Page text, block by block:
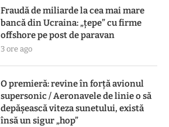
Fraudă de miliarde la cea mai mare
bancă din Ucraina: „țepe” cu firme
offshore pe post de paravan
3 ore ago
O premieră: revine în forță avionul
supersonic / Aeronavele de linie o să
depășească viteza sunetului, există
însă un sigur „hop”